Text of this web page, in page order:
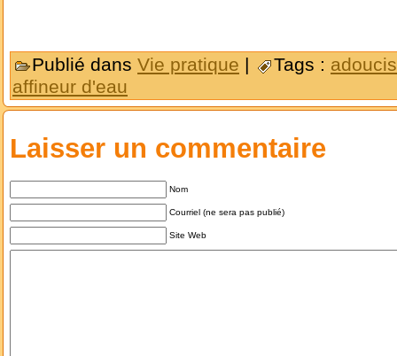
Publié dans Vie pratique | Tags :
affineur d'eau
Laisser un commentaire
Nom
Courriel (ne sera pas publié)
Site Web